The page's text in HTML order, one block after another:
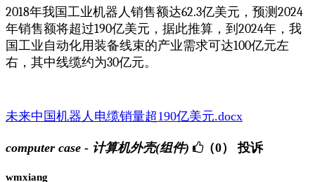
2018年我国工业机器人销售额达62.3亿美元，预测 2024
年销售额将超过190亿美元，据此推算，到 2024年，我
国工业自动化用装备线束的产业需求可达100亿元左
右，其中线缆约为30亿元。
未来中国机器人电缆销量超190亿美元.docx
computer case - 计算机外壳(组件) （0） 投诉
wmxiang